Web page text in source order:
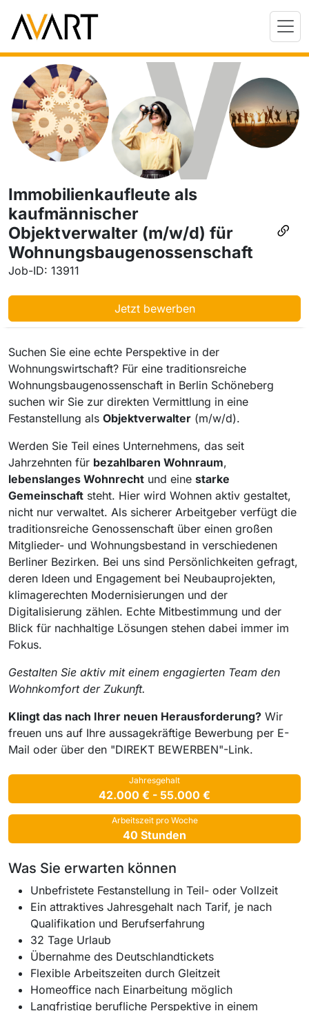
Immobilienkaufleute als
kaufmännischer
Objektverwalter (m/w/d) für
Wohnungsbaugenossenschaft
Job-ID: 13911
Jetzt bewerben
Suchen Sie eine echte Perspektive in der
Wohnungswirtschaft? Für eine traditionsreiche
Wohnungsbaugenossenschaft in Berlin Schöneberg
suchen wir Sie zur direkten Vermittlung in eine
Festanstellung als Objektverwalter (m/w/d).
Werden Sie Teil eines Unternehmens, das seit
Jahrzehnten für bezahlbaren Wohnraum,
lebenslanges Wohnrecht und eine starke
Gemeinschaft steht. Hier wird Wohnen aktiv gestaltet,
nicht nur verwaltet. Als sicherer Arbeitgeber verfügt die
traditionsreiche Genossenschaft über einen großen
Mitglieder- und Wohnungsbestand in verschiedenen
Berliner Bezirken. Bei uns sind Persönlichkeiten gefragt,
deren Ideen und Engagement bei Neubauprojekten,
klimagerechten Modernisierungen und der
Digitalisierung zählen. Echte Mitbestimmung und der
Blick für nachhaltige Lösungen stehen dabei immer im
Fokus.
Gestalten Sie aktiv mit einem engagierten Team den
Wohnkomfort der Zukunft.
Klingt das nach Ihrer neuen Herausforderung? Wir
freuen uns auf Ihre aussagekräftige Bewerbung per E-
Mail oder über den "DIREKT BEWERBEN"-Link.
Jahresgehalt
42.000 € - 55.000 €
Arbeitszeit pro Woche
40 Stunden
Was Sie erwarten können
Unbefristete Festanstellung in Teil- oder Vollzeit
Ein attraktives Jahresgehalt nach Tarif, je nach
Qualifikation und Berufserfahrung
32 Tage Urlaub
Übernahme des Deutschlandtickets
Flexible Arbeitszeiten durch Gleitzeit
Homeoffice nach Einarbeitung möglich
Langfristige berufliche Perspektive in einem